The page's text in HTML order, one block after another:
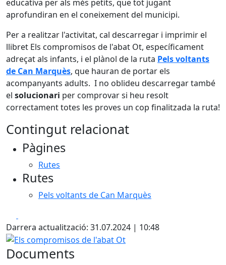
educativa per als més petits, que tot jugant
aprofundiran en el coneixement del municipi.
Per a realitzar l'activitat, cal descarregar i imprimir el
llibret Els compromisos de l'abat Ot, específicament
adreçat als infants, i el plànol de la ruta Pels voltants
de Can Marquès, que hauran de portar els
acompanyants adults. I no oblideu descarregar també
el solucionari per comprovar si heu resolt
correctament totes les proves un cop finalitzada la ruta!
Contingut relacionat
Pàgines
Rutes
Rutes
Pels voltants de Can Marquès
Darrera actualització: 31.07.2024 | 10:48
Els compromisos de l'abat Ot
Documents